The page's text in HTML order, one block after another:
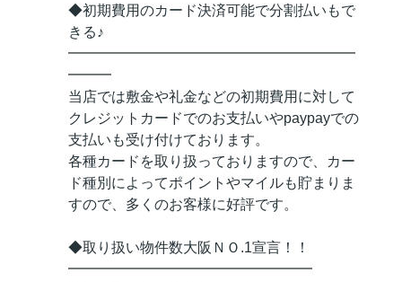
◆初期費用のカード決済可能で分割払いもで
きる♪
━━━━━━━━━━━━━━━━━━━━
━━━
当店では敷金や礼金などの初期費用に対して
クレジットカードでのお支払いやpaypayでの
支払いも受け付けております。
各種カードを取り扱っておりますので、カー
ド種別によってポイントやマイルも貯まりま
すので、多くのお客様に好評です。
◆取り扱い物件数大阪ＮＯ.1宣言！！
━━━━━━━━━━━━━━━━━